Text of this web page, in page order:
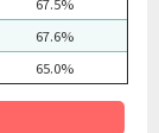
67.6%
65.0%